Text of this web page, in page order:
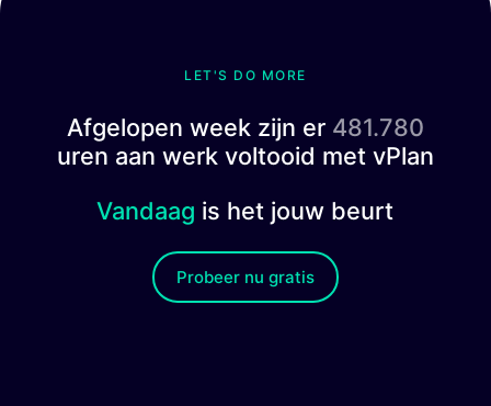
LET'S DO MORE
Afgelopen week zijn er 481.780
uren aan werk voltooid met vPlan
Vandaag is het jouw beurt
Probeer nu gratis